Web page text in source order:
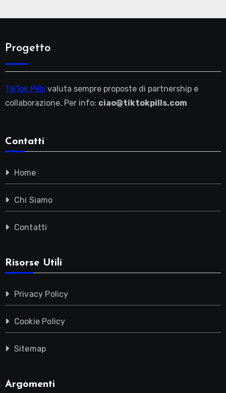
Progetto
TikTok Pillsvaluta sempre proposte di partnership e
collaborazione. Per info: ciao@tiktokpills.com
Contatti
Home
Chi Siamo
Contatti
Risorse Utili
Privacy Policy
Cookie Policy
Sitemap
Argomenti